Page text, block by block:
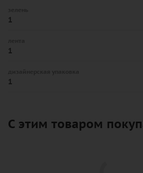
1
1
1
С этим товаром